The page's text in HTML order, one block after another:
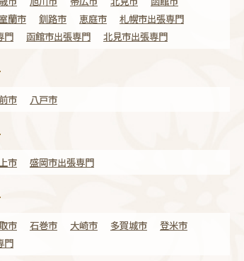
蘭市 釧路市 恵庭市
札幌市出張専門
門
函館市出張専門 北見市出張専門
市 八戸市
市 盛岡市出張専門
市 石巻市 大崎市 多賀城市
登米市
門